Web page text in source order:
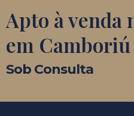
Apto à venda
em Camboriú
Sob Consulta